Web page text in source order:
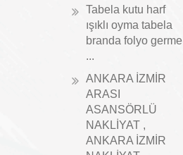
Tabela kutu harf
ışıklı oyma tabela
branda folyo germe
...
ANKARA İZMİR
ARASI
ASANSÖRLÜ
NAKLİYAT ,
ANKARA İZMİR